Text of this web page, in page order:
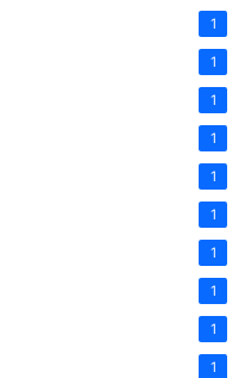
1
1
1
1
1
1
1
1
1
1